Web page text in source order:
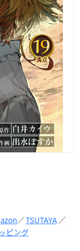
／TSUTAYA／
ピング